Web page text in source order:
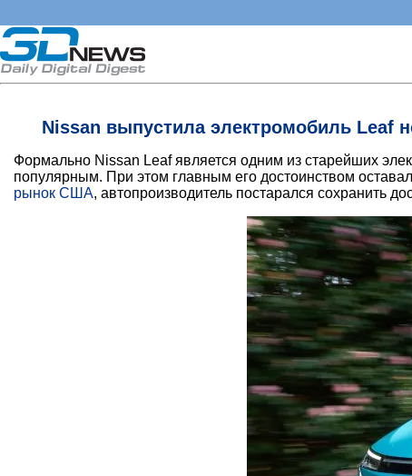
Nissan выпустила электромобиль Leaf
Формально Nissan Leaf является одним из старейших
популярным. При этом главным его достоинством
рынок США, автопроизводитель постарался сохранить